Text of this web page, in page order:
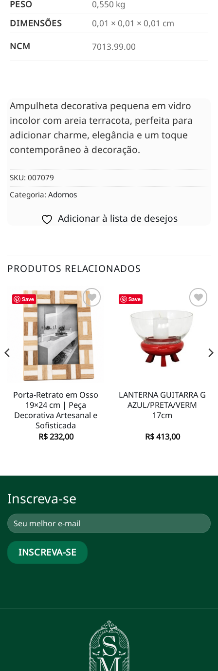
PESO
0,550 kg
DIMENSÕES
0,01 × 0,01 × 0,01 cm
NCM 7013.99.00
Ampulheta decorativa pequena em vidro
incolor com areia terracota, perfeita para
adicionar charme, elegância e um toque
contemporâneo à decoração.
SKU: 007079
Categoria: Adornos
Adicionar à lista de desejos
PRODUTOS RELACIONADOS
Save
Adicionar
à lista de
desejos
Porta-Retrato em Osso
19×24 cm | Peça
Decorativa Artesanal e
Sofisticada
R$232,00
Save
Adicionar
desejos
LANTERNA GUITARRA G
AZUL/PRETA/VERM
17cm
R$413,00
Inscreva-se